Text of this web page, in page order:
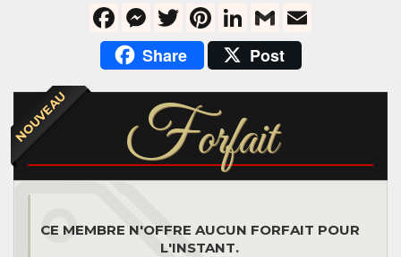
FacebookMessenger
TwitterPinterestLinkedIn
Gmail
Share Post
NOUVEAU Forfait
CE MEMBRE N'OFFRE AUCUN FORFAIT POUR
L'INSTANT.